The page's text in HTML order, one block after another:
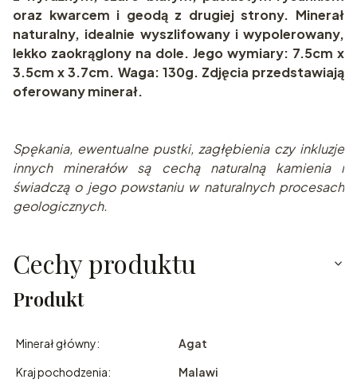
oraz kwarcem i geodą z drugiej strony. Minerał
naturalny, idealnie wyszlifowany i wypolerowany,
lekko zaokrąglony na dole. Jego wymiary: 7.5cm x
3.5cm x 3.7cm. Waga: 130g. Zdjęcia przedstawiają
oferowany minerał.
Spękania, ewentualne pustki, zagłębienia czy inkluzje
innych minerałów są cechą naturalną kamienia i
świadczą o jego powstaniu w naturalnych procesach
geologicznych.
Cechy produktu
Produkt
Minerał główny:
Agat
Kraj pochodzenia:
Malawi